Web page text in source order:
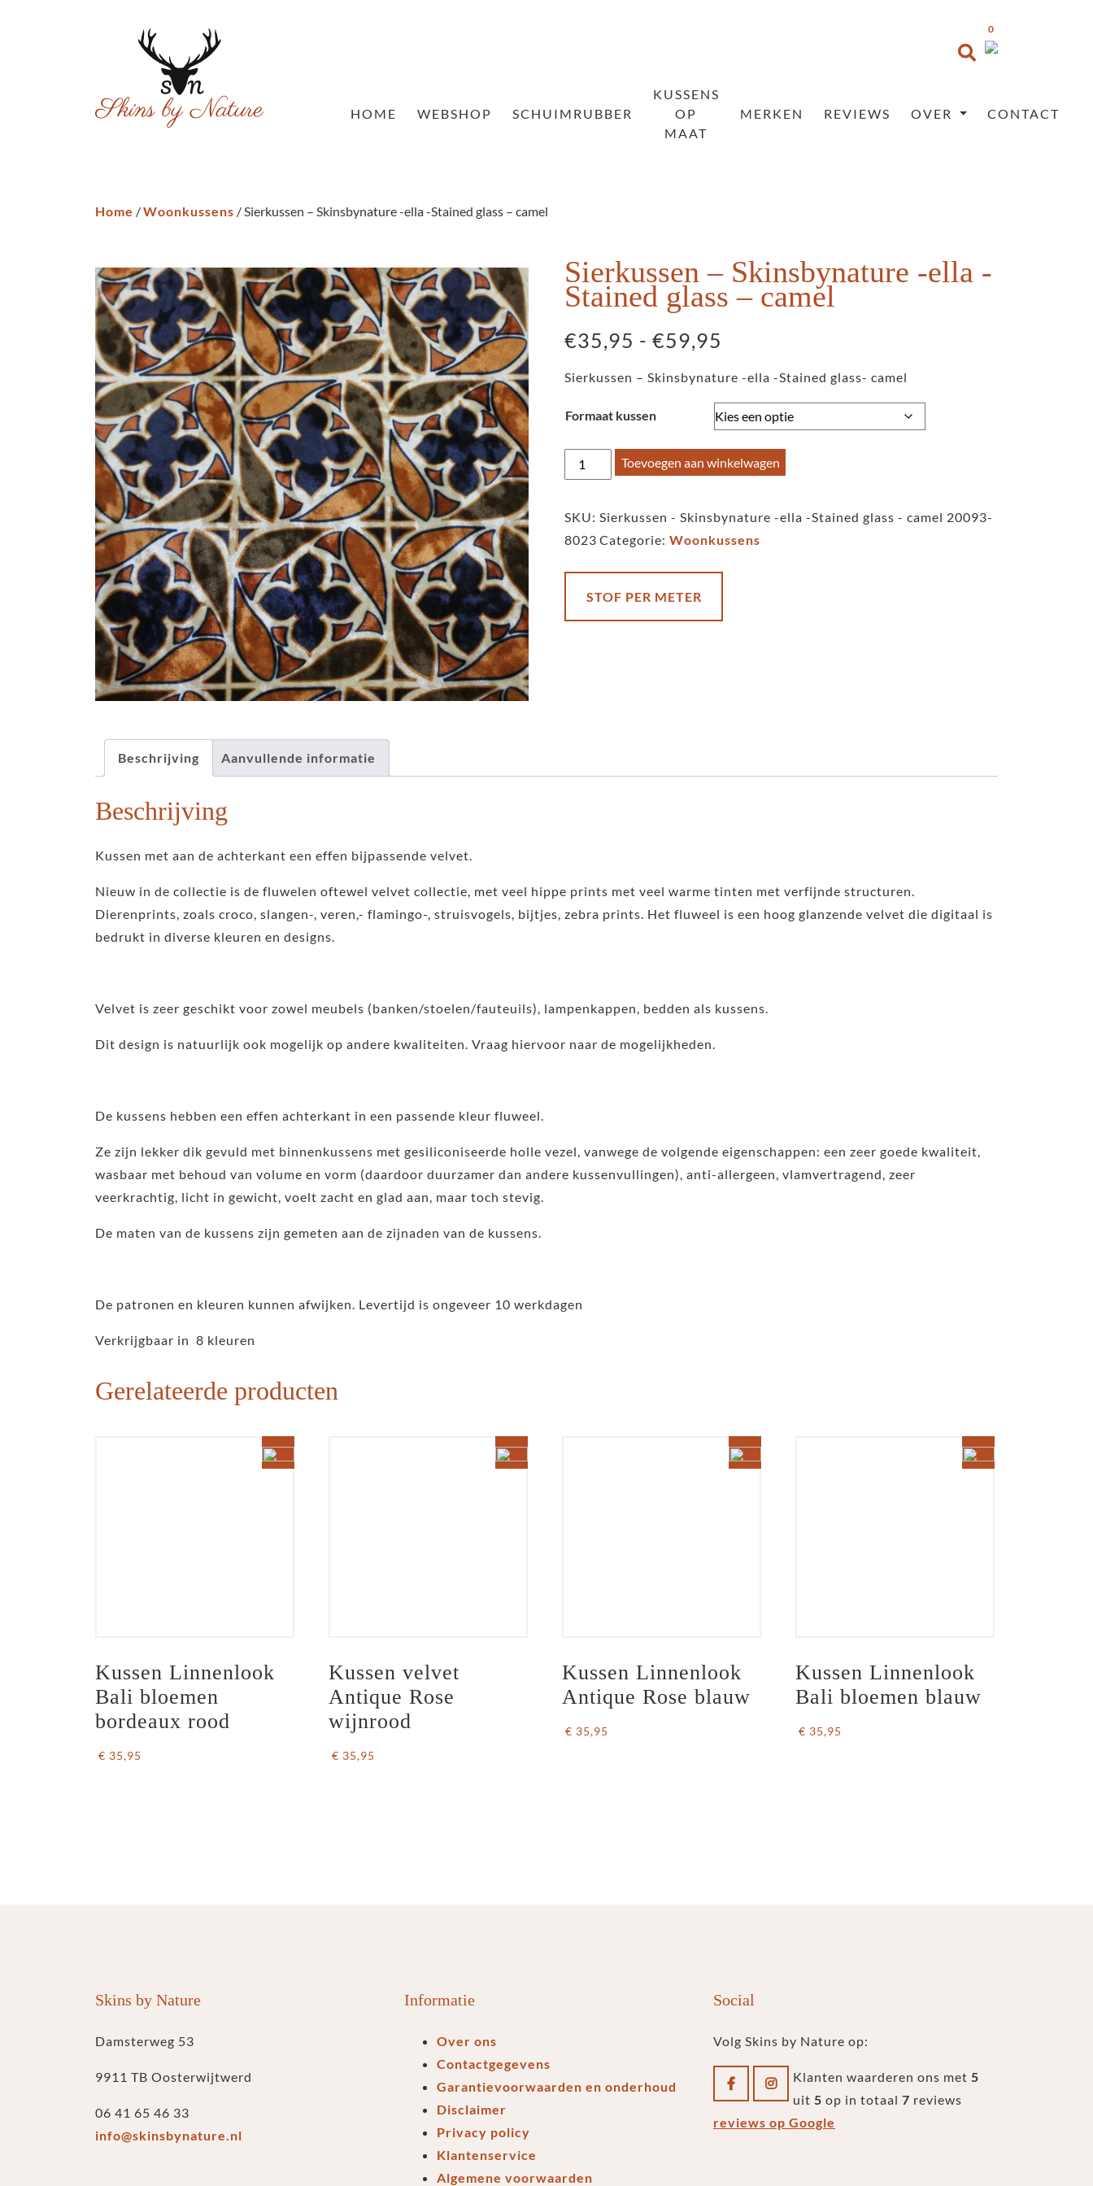
0
HOME WEBSHOP SCHUIMRUBBER
KUSSENS
OP
MAAT
MERKEN REVIEWS OVER CONTACT
Home /Woonkussens / Sierkussen – Skinsbynature -ella -Stained glass – camel
Sierkussen – Skinsbynature -ella -
Stained glass – camel
€35,95 - €59,95
tot
€59,95
Sierkussen – Skinsbynature -ella -Stained glass- camel
Formaat kussen
Sierkussen
-
-
ella
-
Stained
glass
Toevoegen aan winkelwagen
SKU:Sierkussen - Skinsbynature -ella -Stained glass - camel 20093-
8023 Categorie:Woonkussens
STOF PER METER
Beschrijving Aanvullende informatie
Beschrijving
Kussen met aan de achterkant een effen bijpassende velvet.
Nieuw in de collectie is de fluwelen oftewel velvet collectie, met veel hippe prints met veel warme tinten met verfijnde structuren.
Dierenprints, zoals croco, slangen-, veren,- flamingo-, struisvogels, bijtjes, zebra prints. Het fluweel is een hoog glanzende velvet die digitaal is
bedrukt in diverse kleuren en designs.
Velvet is zeer geschikt voor zowel meubels (banken/stoelen/fauteuils), lampenkappen, bedden als kussens.
Dit design is natuurlijk ook mogelijk op andere kwaliteiten. Vraag hiervoor naar de mogelijkheden.
De kussens hebben een effen achterkant in een passende kleur fluweel.
Ze zijn lekker dik gevuld met binnenkussens met gesiliconiseerde holle vezel, vanwege de volgende eigenschappen: een zeer goede kwaliteit,
wasbaar met behoud van volume en vorm (daardoor duurzamer dan andere kussenvullingen), anti-allergeen, vlamvertragend, zeer
veerkrachtig, licht in gewicht, voelt zacht en glad aan, maar toch stevig.
De maten van de kussens zijn gemeten aan de zijnaden van de kussens.
De patronen en kleuren kunnen afwijken. Levertijd is ongeveer 10 werkdagen
Verkrijgbaar in 8 kleuren
Gerelateerde producten
Kussen Linnenlook
Bali bloemen
bordeaux rood
€ 35,95
Kussen velvet
Antique Rose
wijnrood
€ 35,95
Kussen Linnenlook
Antique Rose blauw
€ 35,95
Kussen Linnenlook
Bali bloemen blauw
€ 35,95
Skins by Nature
Damsterweg 53
9911 TB Oosterwijtwerd
06 41 65 46 33
info@skinsbynature.nl
Informatie
Over ons
Contactgegevens
Garantievoorwaarden en onderhoud
Disclaimer
Privacy policy
Klantenservice
Algemene voorwaarden
Social
Volg Skins by Nature op:
Klanten waarderen ons met 5
uit 5 op in totaal 7 reviews
reviews op Google